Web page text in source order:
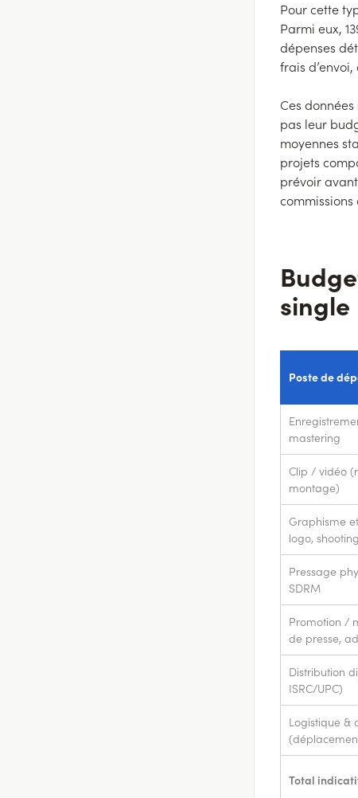
Pour cette
Parmi eux,
dépenses
frais
Ces
pas leur
moyennes
projets
prévoir
single
Poste de
mastering
Clip / vidéo
montage)
Graphisme
logo,
Pressage
SDRM
Promotion /
de presse,
Distribution
ISRC/UPC)
Logistique &
Total